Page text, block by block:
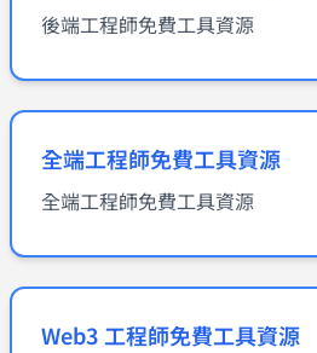
後端工程師免費工具資源
全端工程師免費工具資源
全端工程師免費工具資源
Web3 工程師免費工具資源